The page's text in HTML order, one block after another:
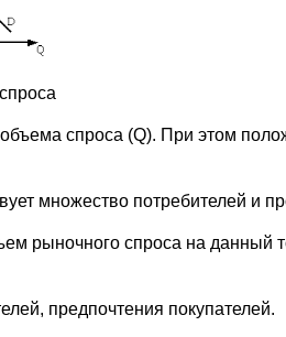
спроса (Q). При этом
множество потребителей и
рыночного спроса на данный
предпочтения покупателей.